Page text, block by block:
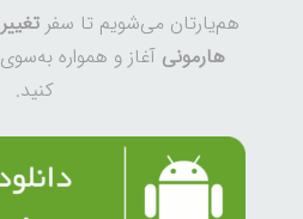
هم‌یارتان می‌شویم تا سفر تغییر
هارمونی آغاز و همواره به‌سوی
کنید.